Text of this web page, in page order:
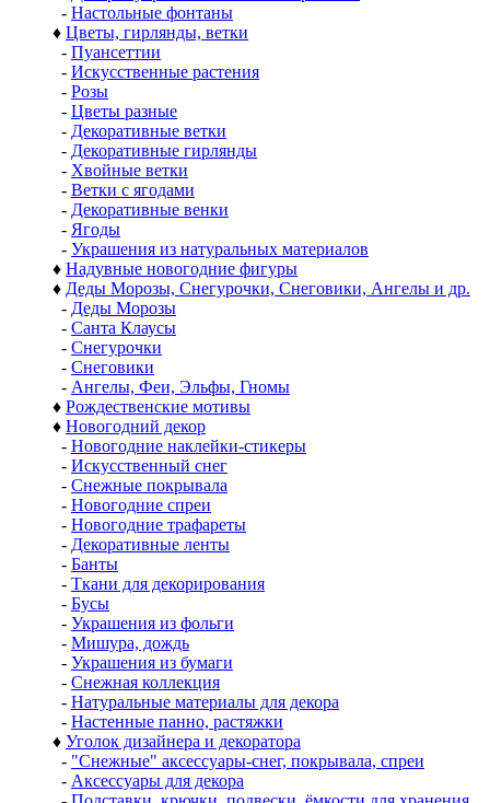
- Настольные фонтаны
♦ Цветы, гирлянды, ветки
- Пуансеттии
- Искусственные растения
- Розы
- Цветы разные
- Декоративные ветки
- Декоративные гирлянды
- Хвойные ветки
- Ветки с ягодами
- Декоративные венки
- Ягоды
- Украшения из натуральных материалов
♦ Надувные новогодние фигуры
♦ Деды Морозы, Снегурочки, Снеговики, Ангелы и др.
- Деды Морозы
- Санта Клаусы
- Снегурочки
- Снеговики
- Ангелы, Феи, Эльфы, Гномы
♦ Рождественские мотивы
♦ Новогодний декор
- Новогодние наклейки-стикеры
- Искусственный снег
- Снежные покрывала
- Новогодние спреи
- Новогодние трафареты
- Декоративные ленты
- Банты
- Ткани для декорирования
- Бусы
- Украшения из фольги
- Мишура, дождь
- Украшения из бумаги
- Снежная коллекция
- Натуральные материалы для декора
- Настенные панно, растяжки
♦ Уголок дизайнера и декоратора
- "Снежные" аксессуары-снег, покрывала, спреи
- Аксессуары для декора